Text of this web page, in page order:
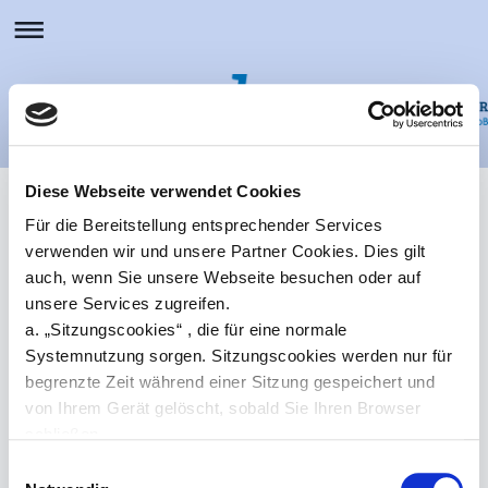
Diese Webseite verwendet Cookies
Für die Bereitstellung entsprechender Services
verwenden wir und unsere Partner Cookies. Dies gilt
auch, wenn Sie unsere Webseite besuchen oder auf
unsere Services zugreifen.
a. „Sitzungscookies“ , die für eine normale
Systemnutzung sorgen. Sitzungscookies werden nur für
begrenzte Zeit während einer Sitzung gespeichert und
von Ihrem Gerät gelöscht, sobald Sie Ihren Browser